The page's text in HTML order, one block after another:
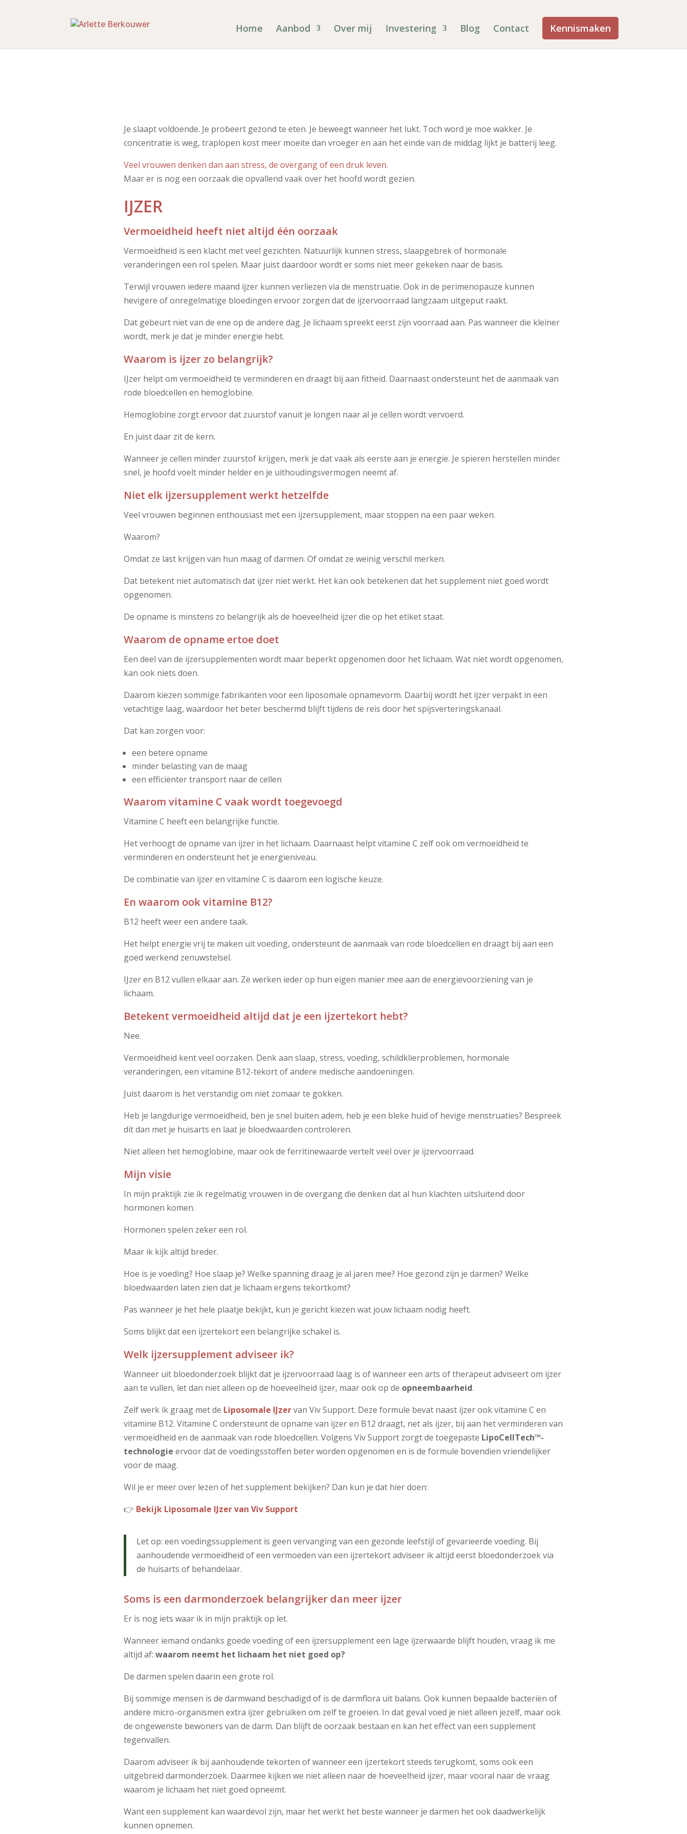
Home Aanbod Over mij Investering Blog Contact Kennismaken
Je slaapt voldoende. Je probeert gezond te eten. Je beweegt wanneer het lukt. Toch word je moe wakker. Je
concentratie is weg, traplopen kost meer moeite dan vroeger en aan het einde van de middag lijkt je batterij leeg.
Veel vrouwen denken dan aan stress, de overgang of een druk leven.
Maar er is nog een oorzaak die opvallend vaak over het hoofd wordt gezien.
IJZER
Vermoeidheid heeft niet altijd één oorzaak
Vermoeidheid is een klacht met veel gezichten. Natuurlijk kunnen stress, slaapgebrek of hormonale
veranderingen een rol spelen. Maar juist daardoor wordt er soms niet meer gekeken naar de basis.
Terwijl vrouwen iedere maand ijzer kunnen verliezen via de menstruatie. Ook in de perimenopauze kunnen
hevigere of onregelmatige bloedingen ervoor zorgen dat de ijzervoorraad langzaam uitgeput raakt.
Dat gebeurt niet van de ene op de andere dag. Je lichaam spreekt eerst zijn voorraad aan. Pas wanneer die kleiner
wordt, merk je dat je minder energie hebt.
Waarom is ijzer zo belangrijk?
IJzer helpt om vermoeidheid te verminderen en draagt bij aan fitheid. Daarnaast ondersteunt het de aanmaak van
rode bloedcellen en hemoglobine.
Hemoglobine zorgt ervoor dat zuurstof vanuit je longen naar al je cellen wordt vervoerd.
En juist daar zit de kern.
Wanneer je cellen minder zuurstof krijgen, merk je dat vaak als eerste aan je energie. Je spieren herstellen minder
snel, je hoofd voelt minder helder en je uithoudingsvermogen neemt af.
Niet elk ijzersupplement werkt hetzelfde
Veel vrouwen beginnen enthousiast met een ijzersupplement, maar stoppen na een paar weken.
Waarom?
Omdat ze last krijgen van hun maag of darmen. Of omdat ze weinig verschil merken.
Dat betekent niet automatisch dat ijzer niet werkt. Het kan ook betekenen dat het supplement niet goed wordt
opgenomen.
De opname is minstens zo belangrijk als de hoeveelheid ijzer die op het etiket staat.
Waarom de opname ertoe doet
Een deel van de ijzersupplementen wordt maar beperkt opgenomen door het lichaam. Wat niet wordt opgenomen,
kan ook niets doen.
Daarom kiezen sommige fabrikanten voor een liposomale opnamevorm. Daarbij wordt het ijzer verpakt in een
vetachtige laag, waardoor het beter beschermd blijft tijdens de reis door het spijsverteringskanaal.
Dat kan zorgen voor:
een betere opname
minder belasting van de maag
een efficiënter transport naar de cellen
Waarom vitamine C vaak wordt toegevoegd
Vitamine C heeft een belangrijke functie.
Het verhoogt de opname van ijzer in het lichaam. Daarnaast helpt vitamine C zelf ook om vermoeidheid te
verminderen en ondersteunt het je energieniveau.
De combinatie van ijzer en vitamine C is daarom een logische keuze.
En waarom ook vitamine B12?
B12 heeft weer een andere taak.
Het helpt energie vrij te maken uit voeding, ondersteunt de aanmaak van rode bloedcellen en draagt bij aan een
goed werkend zenuwstelsel.
IJzer en B12 vullen elkaar aan. Ze werken ieder op hun eigen manier mee aan de energievoorziening van je
lichaam.
Betekent vermoeidheid altijd dat je een ijzertekort hebt?
Nee.
Vermoeidheid kent veel oorzaken. Denk aan slaap, stress, voeding, schildklierproblemen, hormonale
veranderingen, een vitamine B12-tekort of andere medische aandoeningen.
Juist daarom is het verstandig om niet zomaar te gokken.
Heb je langdurige vermoeidheid, ben je snel buiten adem, heb je een bleke huid of hevige menstruaties? Bespreek
dit dan met je huisarts en laat je bloedwaarden controleren.
Niet alleen het hemoglobine, maar ook de ferritinewaarde vertelt veel over je ijzervoorraad.
Mijn visie
In mijn praktijk zie ik regelmatig vrouwen in de overgang die denken dat al hun klachten uitsluitend door
hormonen komen.
Hormonen spelen zeker een rol.
Maar ik kijk altijd breder.
Hoe is je voeding? Hoe slaap je? Welke spanning draag je al jaren mee? Hoe gezond zijn je darmen? Welke
bloedwaarden laten zien dat je lichaam ergens tekortkomt?
Pas wanneer je het hele plaatje bekijkt, kun je gericht kiezen wat jouw lichaam nodig heeft.
Soms blijkt dat een ijzertekort een belangrijke schakel is.
Welk ijzersupplement adviseer ik?
Wanneer uit bloedonderzoek blijkt dat je ijzervoorraad laag is of wanneer een arts of therapeut adviseert om ijzer
aan te vullen, let dan niet alleen op de hoeveelheid ijzer, maar ook op de opneembaarheid.
Zelf werk ik graag met de Liposomale IJzervan Viv Support. Deze formule bevat naast ijzer ook vitamine C en
vitamine B12. Vitamine C ondersteunt de opname van ijzer en B12 draagt, net als ijzer, bij aan het verminderen van
vermoeidheid en de aanmaak van rode bloedcellen. Volgens Viv Support zorgt de toegepaste LipoCellTech™-
technologie ervoor dat de voedingsstoffen beter worden opgenomen en is de formule bovendien vriendelijker
voor de maag.
Wil je er meer over lezen of het supplement bekijken? Dan kun je dat hier doen:
👉 Bekijk Liposomale IJzer van Viv Support
Let op: een voedingssupplement is geen vervanging van een gezonde leefstijl of gevarieerde voeding. Bij
aanhoudende vermoeidheid of een vermoeden van een ijzertekort adviseer ik altijd eerst bloedonderzoek via
de huisarts of behandelaar.
Soms is een darmonderzoek belangrijker dan meer ijzer
Er is nog iets waar ik in mijn praktijk op let.
Wanneer iemand ondanks goede voeding of een ijzersupplement een lage ijzerwaarde blijft houden, vraag ik me
altijd af: waarom neemt het lichaam het niet goed op?
De darmen spelen daarin een grote rol.
Bij sommige mensen is de darmwand beschadigd of is de darmflora uit balans. Ook kunnen bepaalde bacteriën of
andere micro-organismen extra ijzer gebruiken om zelf te groeien. In dat geval voed je niet alleen jezelf, maar ook
de ongewenste bewoners van de darm. Dan blijft de oorzaak bestaan en kan het effect van een supplement
tegenvallen.
Daarom adviseer ik bij aanhoudende tekorten of wanneer een ijzertekort steeds terugkomt, soms ook een
uitgebreid darmonderzoek. Daarmee kijken we niet alleen naar de hoeveelheid ijzer, maar vooral naar de vraag
waarom je lichaam het niet goed opneemt.
Want een supplement kan waardevol zijn, maar het werkt het beste wanneer je darmen het ook daadwerkelijk
kunnen opnemen.